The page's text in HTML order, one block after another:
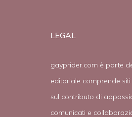
LEGAL
gayprider.com è parte
editoriale comprende
sul contributo di
comunicati e